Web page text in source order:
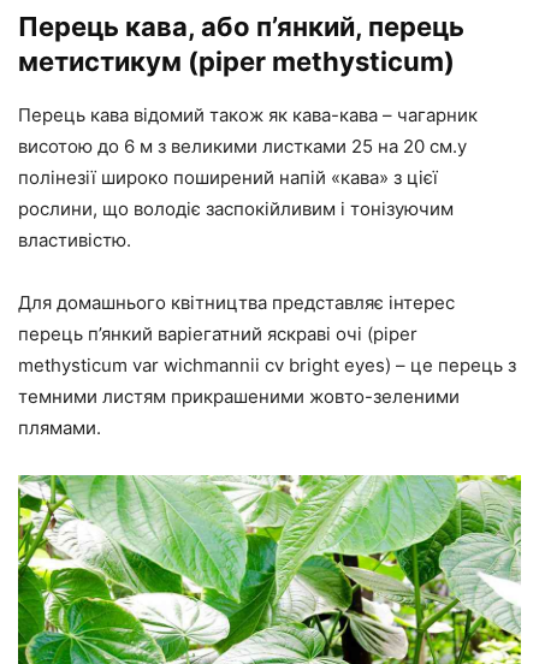
Перець кава, або п’янкий, перець
метистикум (piper methysticum)
Перець кава відомий також як кава-кава – чагарник
висотою до 6 м з великими листками 25 на 20 см.у
полінезії широко поширений напій «кава» з цієї
рослини, що володіє заспокійливим і тонізуючим
властивістю.
Для домашнього квітництва представляє інтерес
перець п’янкий варіегатний яскраві очі (piper
methysticum var wichmannii cv bright eyes) – це перець з
темними листям прикрашеними жовто-зеленими
плямами.